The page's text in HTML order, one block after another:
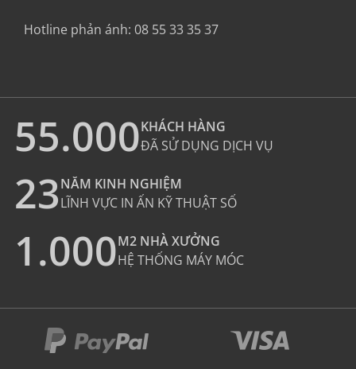
Hotline phản ánh: 08 55 33 35 37
55.000KHÁCH HÀNG
ĐÃ SỬ DỤNG DỊCH VỤ
23NĂM KINH NGHIỆM
LĨNH VỰC IN ẤN KỸ THUẬT SỐ
1.000M2 NHÀ XƯỞNG
HỆ THỐNG MÁY MÓC